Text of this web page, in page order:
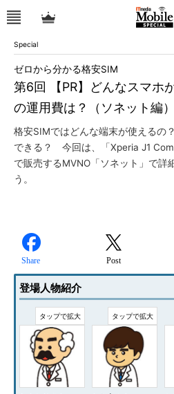
Special
第6回 【PR】どんなスマホ
の運用費は？（ソネット編）
ゼロから分かる格安SIM
格安SIMではどんな端末が使える
できる？ 今回は、「Xperia J1
で販売するMVNO「ソネット」で詳
う。
Share Post
登場人物紹介